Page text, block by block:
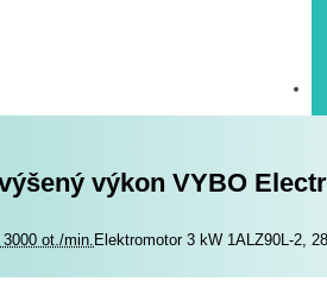
výkon VYBO
ot./min. Elektromotor 3 kW 1ALZ90L-2,